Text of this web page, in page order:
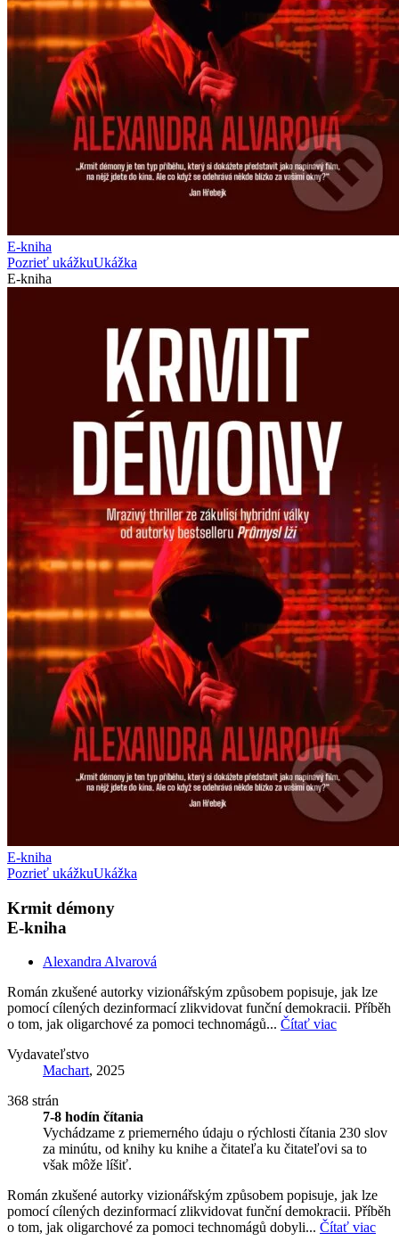
E-kniha
Pozrieť ukážkuUkážka
E-kniha
E-kniha
Pozrieť ukážkuUkážka
Krmit démony
E-kniha
Alexandra Alvarová
Román zkušené autorky vizionářským způsobem popisuje, jak lze
pomocí cílených dezinformací zlikvidovat funční demokracii. Příběh
o tom, jak oligarchové za pomoci technomágů... Čítať viac
Vydavateľstvo
Machart, 2025
368 strán
7-8 hodín čítania
Vychádzame z priemerného údaju o rýchlosti čítania 230 slov
za minútu, od knihy ku knihe a čitateľa ku čitateľovi sa to
však môže líšiť.
Román zkušené autorky vizionářským způsobem popisuje, jak lze
pomocí cílených dezinformací zlikvidovat funční demokracii. Příběh
o tom, jak oligarchové za pomoci technomágů dobyli... Čítať viac